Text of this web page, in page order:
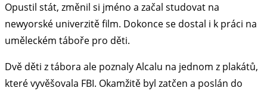
Opustil stát, změnil si jméno a začal studovat na
newyorské univerzitě film. Dokonce se dostal i k práci na
uměleckém táboře pro děti.
Dvě děti z tábora ale poznaly Alcalu na jednom z plakátů,
které vyvěšovala FBI. Okamžitě byl zatčen a poslán do